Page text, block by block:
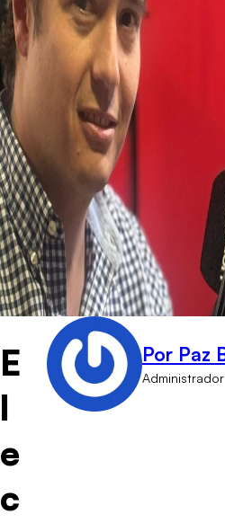
E
l
e
c
Por Paz
Administrador